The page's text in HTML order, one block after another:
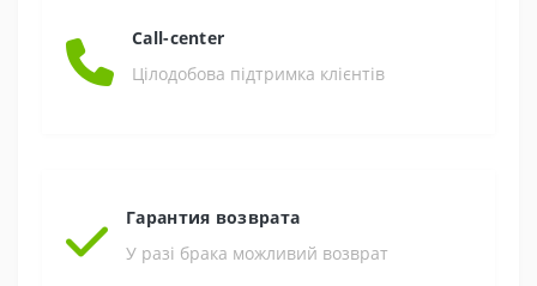
Call-center
Цілодобова підтримка клієнтів
Гарантия возврата
У разі брака можливий возврат